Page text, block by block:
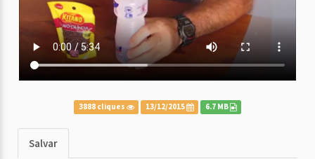
3888 cliques 13/12/2015 6.7 MB
Salvar